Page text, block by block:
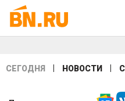
СЕГОДНЯ НОВОСТИ